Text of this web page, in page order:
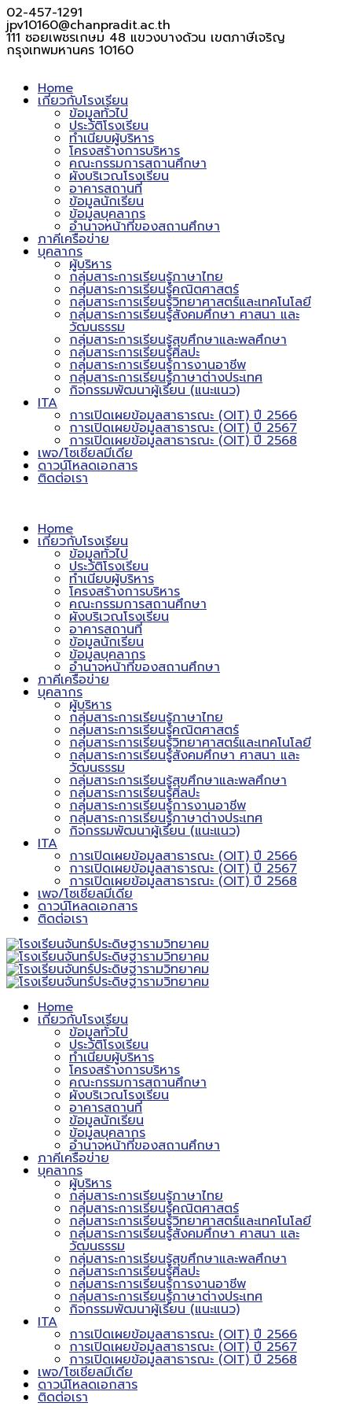
02-457-1291
jpv10160@chanpradit.ac.th
111 ซอยเพชรเกษม 48 แขวงบางด้วน เขตภาษีเจริญ
กรุงเทพมหานคร 10160
Home
เกี่ยวกับโรงเรียน
ข้อมูลทั่วไป
ประวัติโรงเรียน
ทำเนียบผู้บริหาร
โครงสร้างการบริหาร
คณะกรรมการสถานศึกษา
ผังบริเวณโรงเรียน
อาคารสถานที่
ข้อมูลนักเรียน
ข้อมูลบุคลากร
อำนาจหน้าที่ของสถานศึกษา
ภาคีเครือข่าย
บุคลากร
ผู้บริหาร
กลุ่มสาระการเรียนรู้ภาษาไทย
กลุ่มสาระการเรียนรู้คณิตศาสตร์
กลุ่มสาระการเรียนรู้วิทยาศาสตร์และเทคโนโลยี
กลุ่มสาระการเรียนรู้สังคมศึกษา ศาสนา และ
วัฒนธรรม
กลุ่มสาระการเรียนรู้สุขศึกษาและพลศึกษา
กลุ่มสาระการเรียนรู้ศิลปะ
กลุ่มสาระการเรียนรู้การงานอาชีพ
กลุ่มสาระการเรียนรู้ภาษาต่างประเทศ
กิจกรรมพัฒนาผู้เรียน (แนะแนว)
ITA
การเปิดเผยข้อมูลสาธารณะ (OIT) ปี 2566
การเปิดเผยข้อมูลสาธารณะ (OIT) ปี 2567
การเปิดเผยข้อมูลสาธารณะ (OIT) ปี 2568
เพจ/โซเชียลมีเดีย
ดาวน์โหลดเอกสาร
ติดต่อเรา
Home
เกี่ยวกับโรงเรียน
ข้อมูลทั่วไป
ประวัติโรงเรียน
ทำเนียบผู้บริหาร
โครงสร้างการบริหาร
คณะกรรมการสถานศึกษา
ผังบริเวณโรงเรียน
อาคารสถานที่
ข้อมูลนักเรียน
ข้อมูลบุคลากร
อำนาจหน้าที่ของสถานศึกษา
ภาคีเครือข่าย
บุคลากร
ผู้บริหาร
กลุ่มสาระการเรียนรู้ภาษาไทย
กลุ่มสาระการเรียนรู้คณิตศาสตร์
กลุ่มสาระการเรียนรู้วิทยาศาสตร์และเทคโนโลยี
กลุ่มสาระการเรียนรู้สังคมศึกษา ศาสนา และ
วัฒนธรรม
กลุ่มสาระการเรียนรู้สุขศึกษาและพลศึกษา
กลุ่มสาระการเรียนรู้ศิลปะ
กลุ่มสาระการเรียนรู้การงานอาชีพ
กลุ่มสาระการเรียนรู้ภาษาต่างประเทศ
กิจกรรมพัฒนาผู้เรียน (แนะแนว)
ITA
การเปิดเผยข้อมูลสาธารณะ (OIT) ปี 2566
การเปิดเผยข้อมูลสาธารณะ (OIT) ปี 2567
การเปิดเผยข้อมูลสาธารณะ (OIT) ปี 2568
เพจ/โซเชียลมีเดีย
ดาวน์โหลดเอกสาร
ติดต่อเรา
Home
เกี่ยวกับโรงเรียน
ข้อมูลทั่วไป
ประวัติโรงเรียน
ทำเนียบผู้บริหาร
โครงสร้างการบริหาร
คณะกรรมการสถานศึกษา
ผังบริเวณโรงเรียน
อาคารสถานที่
ข้อมูลนักเรียน
ข้อมูลบุคลากร
อำนาจหน้าที่ของสถานศึกษา
ภาคีเครือข่าย
บุคลากร
ผู้บริหาร
กลุ่มสาระการเรียนรู้ภาษาไทย
กลุ่มสาระการเรียนรู้คณิตศาสตร์
กลุ่มสาระการเรียนรู้วิทยาศาสตร์และเทคโนโลยี
กลุ่มสาระการเรียนรู้สังคมศึกษา ศาสนา และ
วัฒนธรรม
กลุ่มสาระการเรียนรู้สุขศึกษาและพลศึกษา
กลุ่มสาระการเรียนรู้ศิลปะ
กลุ่มสาระการเรียนรู้การงานอาชีพ
กลุ่มสาระการเรียนรู้ภาษาต่างประเทศ
กิจกรรมพัฒนาผู้เรียน (แนะแนว)
ITA
การเปิดเผยข้อมูลสาธารณะ (OIT) ปี 2566
การเปิดเผยข้อมูลสาธารณะ (OIT) ปี 2567
การเปิดเผยข้อมูลสาธารณะ (OIT) ปี 2568
เพจ/โซเชียลมีเดีย
ดาวน์โหลดเอกสาร
ติดต่อเรา